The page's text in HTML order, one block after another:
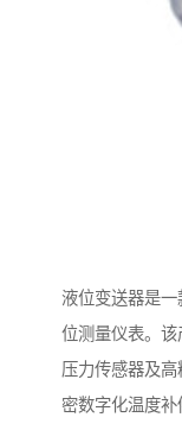
液位变送器是
位测量仪表。
压力传感器及
密数字化温度